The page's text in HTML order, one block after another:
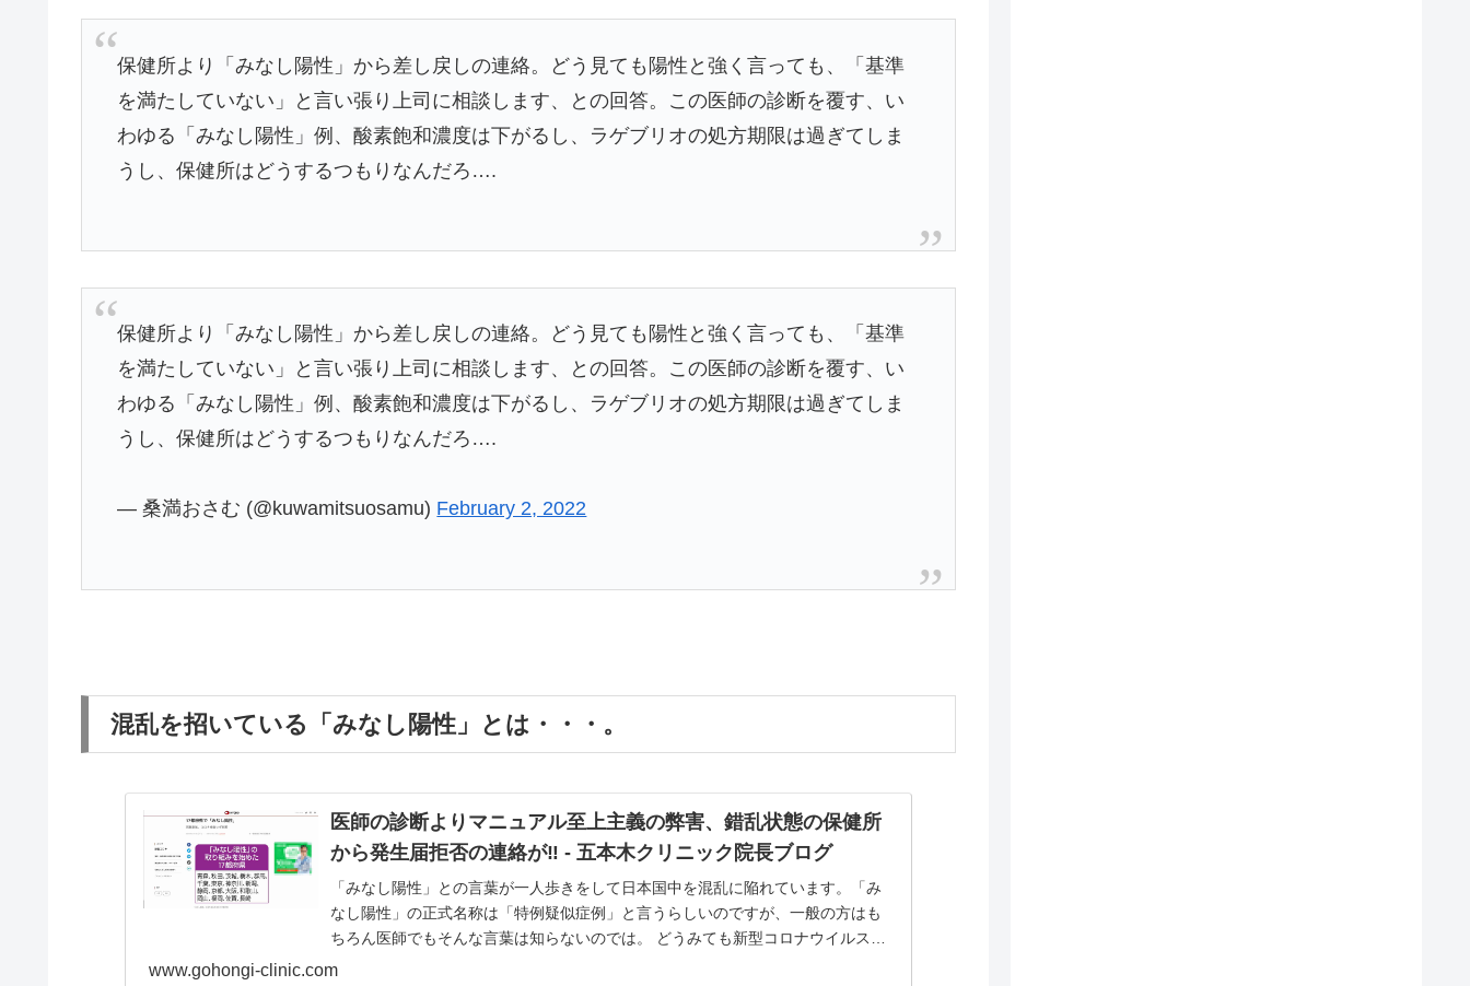
保健所より「みなし陽性」から差し戻しの連絡。どう見ても陽性と強く言っても、「基準
を満たしていない」と言い張り上司に相談します、との回答。この医師の診断を覆す、い
わゆる「みなし陽性」例、酸素飽和濃度は下がるし、ラゲブリオの処方期限は過ぎてしま
うし、保健所はどうするつもりなんだろ….
保健所より「みなし陽性」から差し戻しの連絡。どう見ても陽性と強く言っても、「基準
を満たしていない」と言い張り上司に相談します、との回答。この医師の診断を覆す、い
わゆる「みなし陽性」例、酸素飽和濃度は下がるし、ラゲブリオの処方期限は過ぎてしま
うし、保健所はどうするつもりなんだろ….
— 桑満おさむ (@kuwamitsuosamu) February 2, 2022
混乱を招いている「みなし陽性」とは・・・。
医師の診断よりマニュアル至上主義の弊害、錯乱状態の保健所
から発生届拒否の連絡が‼ - 五本木クリニック院長ブログ
「みなし陽性」との言葉が一人歩きをして日本国中を混乱に陥れています。「み
なし陽性」の正式名称は「特例疑似症例」と言うらしいのですが、一般の方はも
ちろん医師でもそんな言葉は知らないのでは。 どうみても新型コロナウイルス感
染
www.gohongi-clinic.com